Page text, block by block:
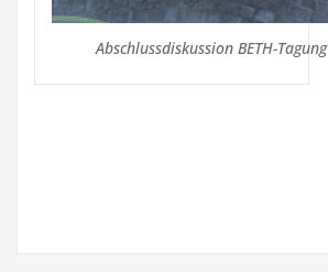
Abschlussdiskussion BETH-Tagung